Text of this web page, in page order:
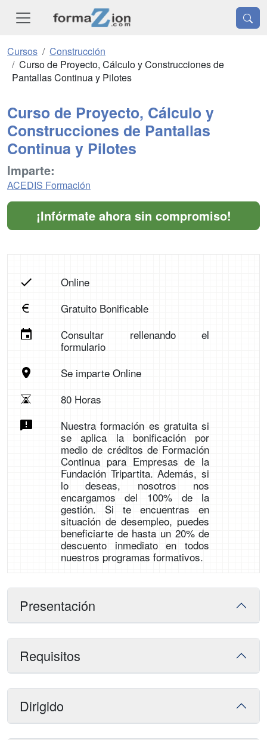
Cursos
Construcción
Curso de Proyecto, Cálculo y Construcciones de
Pantallas Continua y Pilotes
Curso de Proyecto, Cálculo y
Construcciones de Pantallas
Continua y Pilotes
Imparte:
ACEDIS Formación
¡Infórmate ahora sin compromiso!
Online
Gratuito Bonificable
Consultar rellenando el
formulario
Se imparte Online
80 Horas
Nuestra formación es gratuita si
se aplica la bonificación por
medio de créditos de Formación
Continua para Empresas de la
Fundación Tripartita. Además, si
lo deseas, nosotros nos
encargamos del 100% de la
gestión. Si te encuentras en
situación de desempleo, puedes
beneficiarte de hasta un 20% de
descuento inmediato en todos
nuestros programas formativos.
Presentación
Requisitos
Dirigido